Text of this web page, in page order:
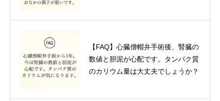
【FAQ】心臓僧帽弁手術後、腎臓の
数値と胆泥が心配です。タンパク質
のカリウム量は大丈夫でしょうか？